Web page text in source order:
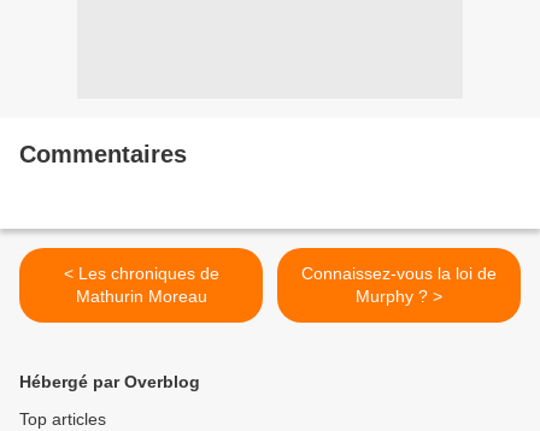
Commentaires
< Les chroniques de
Mathurin Moreau
Connaissez-vous la loi de
Murphy ? >
Hébergé par Overblog
Top articles